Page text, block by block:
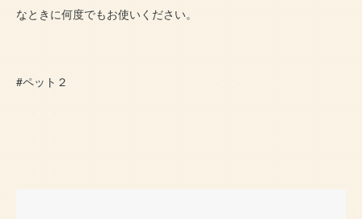
なときに何度でもお使いください。
#ペット２